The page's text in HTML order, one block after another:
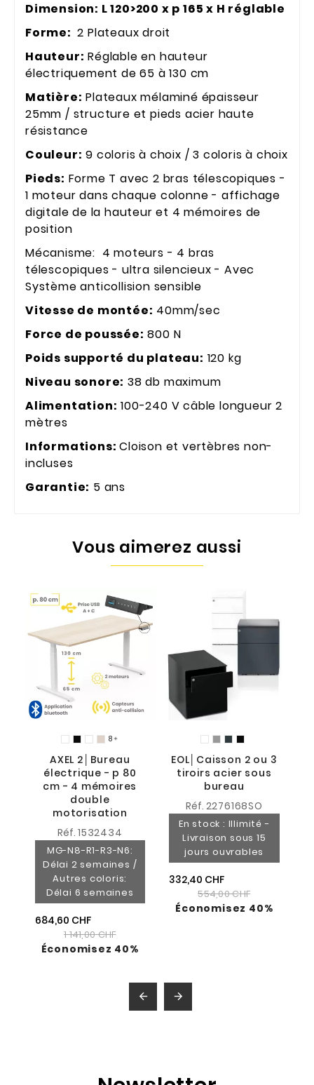
Dimension: L 120>200 x p 165 x H réglable
Forme: 2 Plateaux droit
Hauteur: Réglable en hauteur
électriquement de 65 à 130 cm
Matière: Plateaux mélaminé épaisseur
25mm / structure et pieds acier haute
résistance
Couleur: 9 coloris à choix / 3 coloris à choix
Pieds: Forme T avec 2 bras télescopiques -
1 moteur dans chaque colonne - affichage
digitale de la hauteur et 4 mémoires de
position
Mécanisme: 4 moteurs - 4 bras
télescopiques - ultra silencieux - Avec
Système anticollision sensible
Vitesse de montée: 40mm/sec
Force de poussée: 800 N
Poids supporté du plateau: 120 kg
Niveau sonore: 38 db maximum
Alimentation: 100-240 V câble longueur 2
mètres
Informations:Cloison et vertèbres non-
incluses
Garantie: 5 ans
Vous aimerez aussi
8 
AXEL 2│Bureau
électrique - p 80
cm - 4 mémoires
double
motorisation
Réf. 1532434
MG-N8-R1-R3-N6:
Délai 2 semaines /
Autres coloris:
Délai 6 semaines
684,60 CHF
1 141,00 CHF
Économisez 40%
EOL│Caisson 2 ou 3
tiroirs acier sous
bureau
Réf. 2276168SO
En stock : Illimité -
Livraison sous 15
jours ouvrables
332,40 CHF
554,00 CHF
Économisez 40%
 